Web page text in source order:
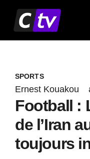
contenu
SPORTS
Ernest Kouakou
Football :
de l’Iran
toujours